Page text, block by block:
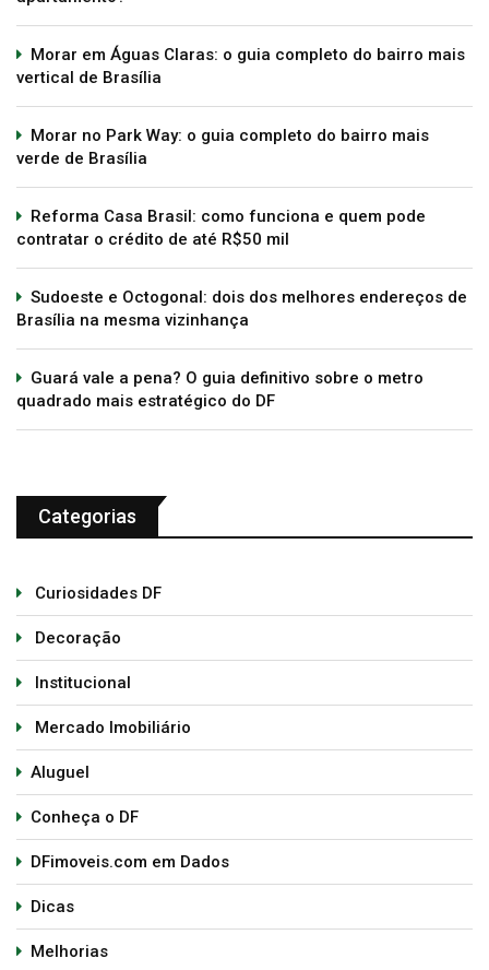
Morar em Águas Claras: o guia completo do bairro mais
vertical de Brasília
Morar no Park Way: o guia completo do bairro mais
verde de Brasília
Reforma Casa Brasil: como funciona e quem pode
contratar o crédito de até R$50 mil
Sudoeste e Octogonal: dois dos melhores endereços de
Brasília na mesma vizinhança
Guará vale a pena? O guia definitivo sobre o metro
quadrado mais estratégico do DF
Categorias
Curiosidades DF
Decoração
Institucional
Mercado Imobiliário
Aluguel
Conheça o DF
DFimoveis.com em Dados
Dicas
Melhorias